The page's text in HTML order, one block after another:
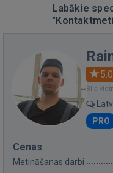
Labākie
5.0
Bija
PRO
Cenas
Metināšanas darbi